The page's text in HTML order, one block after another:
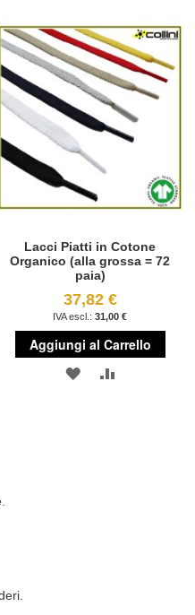
DESIDERI
Lacci Piatti in Cotone
Organico (alla grossa = 72
paia)
37,82 €
31,00 €
Aggiungi al Carrello
AGGIUNGI